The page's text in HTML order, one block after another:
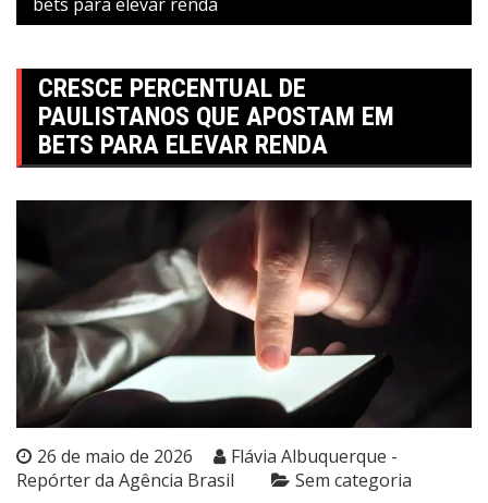
CRESCE PERCENTUAL DE
PAULISTANOS QUE APOSTAM EM
BETS PARA ELEVAR RENDA
26 de maio de 2026
Flávia Albuquerque -
Repórter da Agência Brasil
Sem categoria